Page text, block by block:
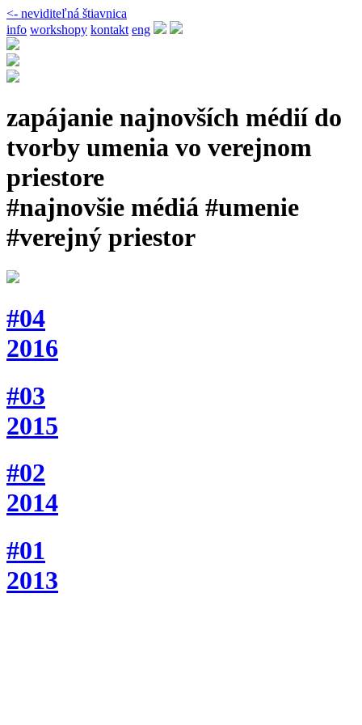
<- neviditeľná štiavnica
info workshopy kontakt eng
zapájanie najnovších médií do
tvorby umenia vo verejnom
priestore
#najnovšie médiá #umenie
#verejný priestor
#04
2016
#03
2015
#02
2014
#01
2013